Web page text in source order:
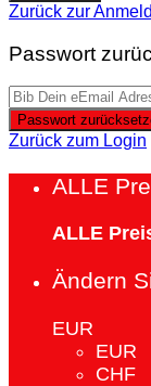
Zurück zur
Passwort
Passwort
Zurück zum Login
ALLE
ALLE
Ändern
EUR
EUR
CHF